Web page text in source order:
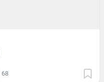
68